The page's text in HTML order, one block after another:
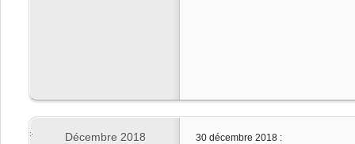
Décembre 2018 30 décembre 2018 :